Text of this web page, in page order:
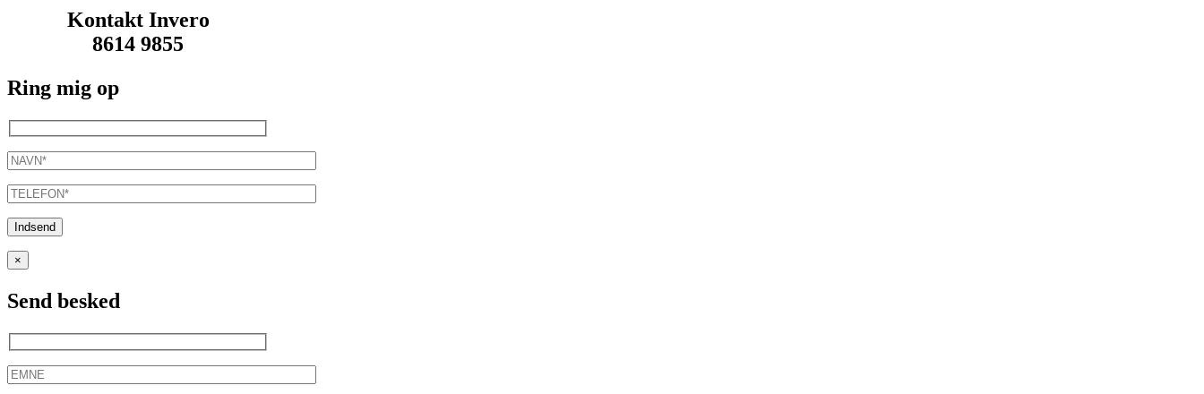
Kontakt Invero
8614 9855
Ring mig op
×
Send besked